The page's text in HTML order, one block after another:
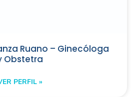
Ruano – Ginecóloga
Obstetra
PERFIL »